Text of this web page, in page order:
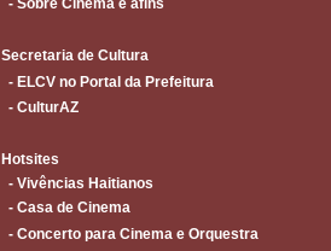
- Sobre Cinema e afins
Secretaria de Cultura
- ELCV no Portal da Prefeitura
- CulturAZ
Hotsites
- Vivências Haitianos
- Casa de Cinema
- Concerto para Cinema e Orquestra